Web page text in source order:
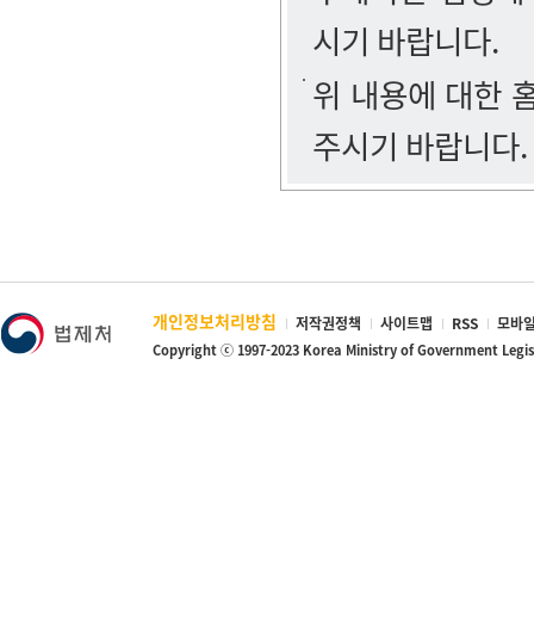
시기 바랍니다.
위 내용에 대한
주시기 바랍니다.
개인정보처리방침 저작권정책 사이트맵 RSS 모바
Copyright ⓒ 1997-2023 Korea Ministry of Government